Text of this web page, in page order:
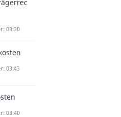
03:30
03:43
03:40